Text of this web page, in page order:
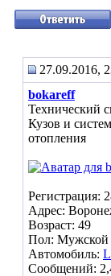
27.09.2016,
bokareff
Технический
Кузов и
отопления
Регистрация:
Адрес:
Возраст: 49
Пол: Мужской
Автомобиль:
Сообщений: